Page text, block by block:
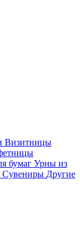
Визитницы
бумаг Урны из
Сувениры Другие